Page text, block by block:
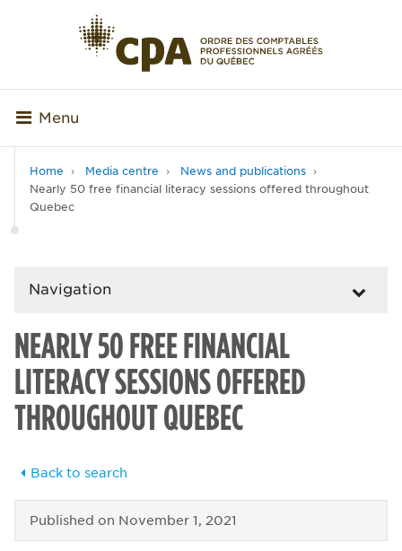
Menu
Home Media centre
News and publications
Nearly 50 free financial literacy sessions offered throughout
Quebec
Navigation
NEARLY 50 FREE FINANCIAL
LITERACY SESSIONS OFFERED
THROUGHOUT QUEBEC
Back to search
Published on November 1, 2021